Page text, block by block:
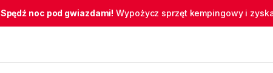
Spędź noc pod gwiazdami! Wypożycz sprzęt kempingowy i